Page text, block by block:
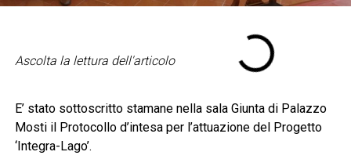
Ascolta la lettura dell'articolo
E’ stato sottoscritto stamane nella sala Giunta di Palazzo
Mosti il Protocollo d’intesa per l’attuazione del Progetto
‘Integra-Lago’.